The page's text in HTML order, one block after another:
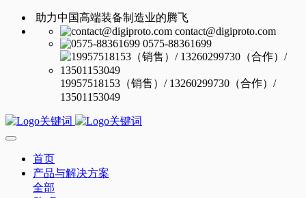
助力中国高端装备制造业的腾飞
contact@digiproto.com
0575-88361699
19957518153（销售）/ 13260299730（合作）/
13501153049
首页
产品与解决方案
全部